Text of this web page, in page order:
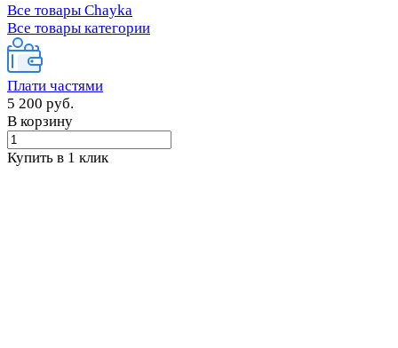
Все товары Chayka
Все товары категории
Плати частями
5 200 руб.
В корзину
Купить в 1 клик